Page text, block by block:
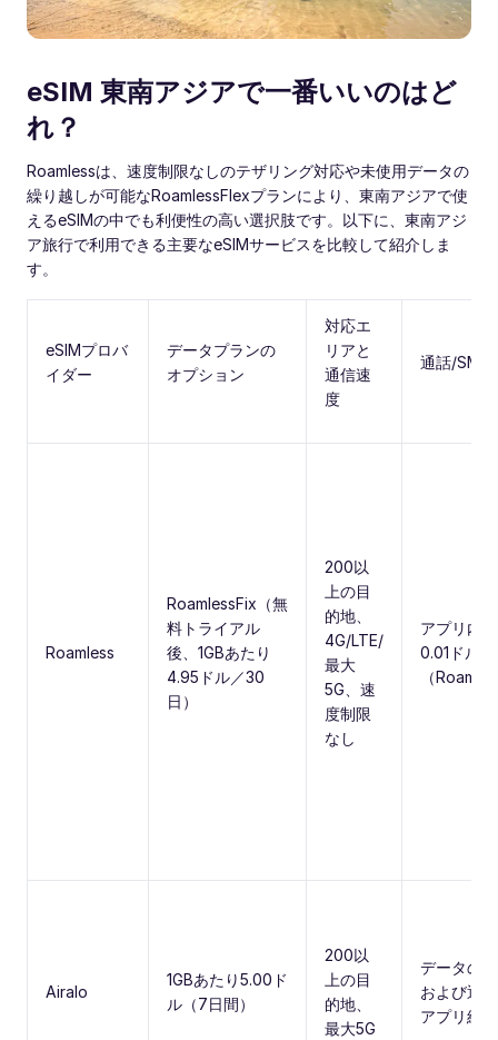
eSIM 東南アジアで一番いいのはど
れ？
Roamlessは、速度制限なしのテザリング対応や未使用データの
繰り越しが可能なRoamlessFlexプランにより、東南アジアで使
えるeSIMの中でも利便性の高い選択肢です。以下に、東南アジ
ア旅行で利用できる主要なeSIMサービスを比較して紹介しま
す。
eSIMプロバ
イダー
データプランの
オプション
対応エ
リアと
通信速
度
通話/SMS
Roamless
RoamlessFix（無
料トライアル
後、1GBあたり
4.95ドル／30
日）
200以
上の目
的地、
4G/LTE/
最大
5G、速
度制限
なし
アプリ内
0.01ドル/
（
Airalo
1GBあたり5.00ド
ル（7日間）
200以
上の目
的地、
最大5G
データの
および通
アプリ経